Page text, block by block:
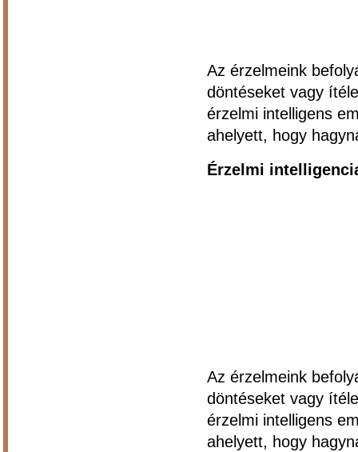
Az érzelmeink
döntéseket vagy
érzelmi intelligens
ahelyett, hogy
Érzelmi
Az érzelmeink
döntéseket vagy
érzelmi intelligens
ahelyett, hogy